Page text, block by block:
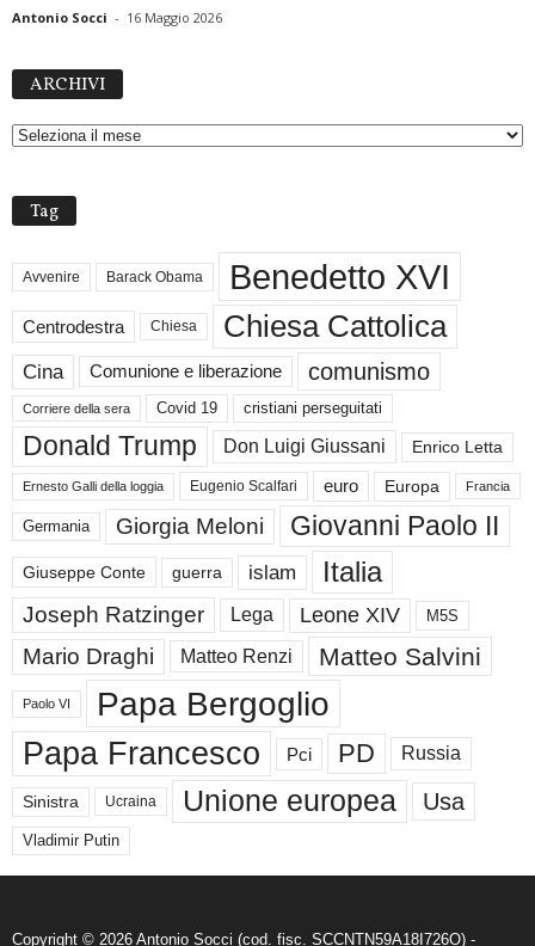
Antonio Socci - 16 Maggio 2026
ARCHIVI
H
Tag
Avvenire Barack Obama Benedetto XVI
Centrodestra Chiesa Chiesa Cattolica
Cina Comunione e liberazione comunismo
Corriere della sera Covid 19 cristiani perseguitati
Donald Trump Don Luigi Giussani Enrico Letta
Ernesto Galli della loggia Eugenio Scalfari euro Europa Francia
Germania Giorgia Meloni Giovanni Paolo II
Giuseppe Conte guerra islam Italia
Joseph Ratzinger Lega Leone XIV M5S
Mario Draghi Matteo Renzi Matteo Salvini
Paolo VI Papa Bergoglio
Papa Francesco Pci PD Russia
Sinistra Ucraina Unione europea Usa
Vladimir Putin
Copyright © 2026 Antonio Socci (cod. fisc. SCCNTN59A18I726O) -